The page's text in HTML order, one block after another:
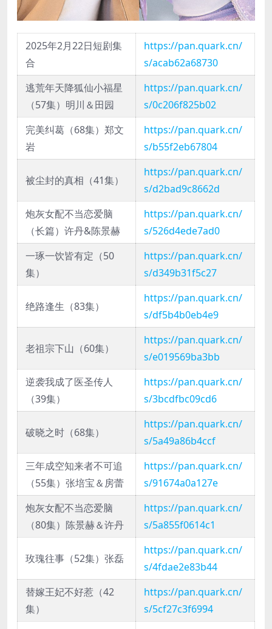
2025年2月22日短剧集
合
https://pan.quark.cn/
s/acab62a68730
逃荒年天降狐仙小福星
（57集）明川＆田园
https://pan.quark.cn/
s/0c206f825b02
完美纠葛（68集）郑文
岩
https://pan.quark.cn/
s/b55f2eb67804
被尘封的真相（41集）
https://pan.quark.cn/
s/d2bad9c8662d
炮灰女配不当恋爱脑
（长篇）许丹&陈景赫
https://pan.quark.cn/
s/526d4ede7ad0
一琢一饮皆有定（50
集）
https://pan.quark.cn/
s/d349b31f5c27
绝路逢生（83集）
https://pan.quark.cn/
s/df5b4b0eb4e9
老祖宗下山（60集）
https://pan.quark.cn/
s/e019569ba3bb
逆袭我成了医圣传人
（39集）
https://pan.quark.cn/
s/3bcdfbc09cd6
破晓之时（68集）
https://pan.quark.cn/
s/5a49a86b4ccf
三年成空知来者不可追
（55集）张培宝＆房蕾
https://pan.quark.cn/
s/91674a0a127e
炮灰女配不当恋爱脑
（80集）陈景赫＆许丹
https://pan.quark.cn/
s/5a855f0614c1
玫瑰往事（52集）张磊
https://pan.quark.cn/
s/4fdae2e83b44
替嫁王妃不好惹（42
集）
https://pan.quark.cn/
s/5cf27c3f6994